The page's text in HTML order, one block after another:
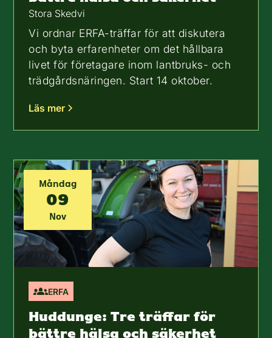
Stora Skedvi
Vi ordnar ERFA-träffar för att diskutera
och byta erfarenheter om det hållbara
livet för företagare inom lantbruks- och
trädgårdsnäringen. Start 14 oktober.
Läs mer
Måndag
09
Nov
ERFA
Huddunge: Tre träffar för
bättre hälsa och säkerhet